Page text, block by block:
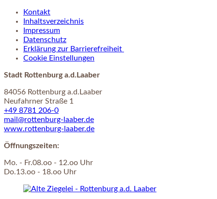
Kontakt
Inhaltsverzeichnis
Impressum
Datenschutz
Erklärung zur Barrierefreiheit
Cookie Einstellungen
Stadt Rottenburg a.d.Laaber
84056 Rottenburg a.d.Laaber
Neufahrner Straße 1
+49 8781 206-0
mail@rottenburg-laaber.de
www.rottenburg-laaber.de
Öffnungszeiten:
Mo. - Fr.08.oo - 12.oo Uhr
Do.13.oo - 18.oo Uhr